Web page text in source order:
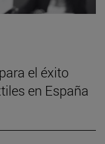
el éxito
en España